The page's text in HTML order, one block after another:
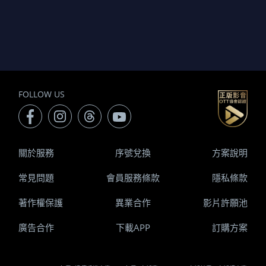
FOLLOW US
關於服務 序號兌換 方案說明
常見問題 會員服務條款 隱私條款
著作權保護 異業合作 影片許願池
廣告合作 下載APP 訂購方案